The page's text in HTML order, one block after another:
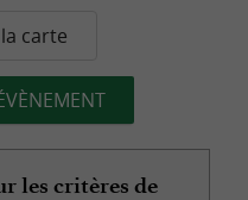
carte
les critères de